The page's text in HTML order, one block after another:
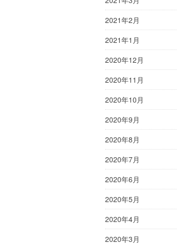
2021年2月
2021年1月
2020年12月
2020年11月
2020年10月
2020年9月
2020年8月
2020年7月
2020年6月
2020年5月
2020年4月
2020年3月